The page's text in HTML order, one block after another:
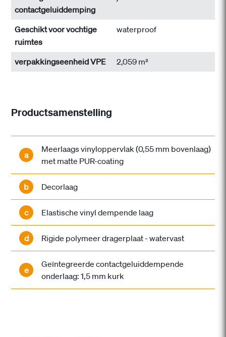
contactgeluiddemping
Geschikt voor vochtige
ruimtes
waterproof
verpakkingseenheid VPE 2,059 m²
Productsamenstelling
a
Meerlaags vinyloppervlak (0,55 mm bovenlaag)
met matte PUR-coating
b Decorlaag
c Elastische vinyl dempende laag
d Rigide polymeer dragerplaat - watervast
e
Geïntegreerde contactgeluiddempende
onderlaag: 1,5 mm kurk